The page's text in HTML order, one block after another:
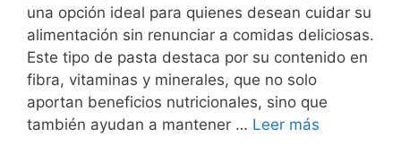
una opción ideal para quienes desean cuidar su
alimentación sin renunciar a comidas deliciosas.
Este tipo de pasta destaca por su contenido en
fibra, vitaminas y minerales, que no solo
aportan beneficios nutricionales, sino que
también ayudan a mantener … Leer más